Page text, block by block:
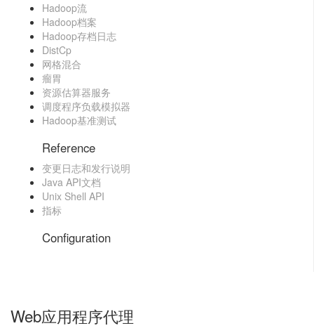
Hadoop流
Hadoop档案
Hadoop存档日志
DistCp
网格混合
瘤胃
资源估算器服务
调度程序负载模拟器
Hadoop基准测试
Reference
变更日志和发行说明
Java API文档
Unix Shell API
指标
Configuration
Web应用程序代理